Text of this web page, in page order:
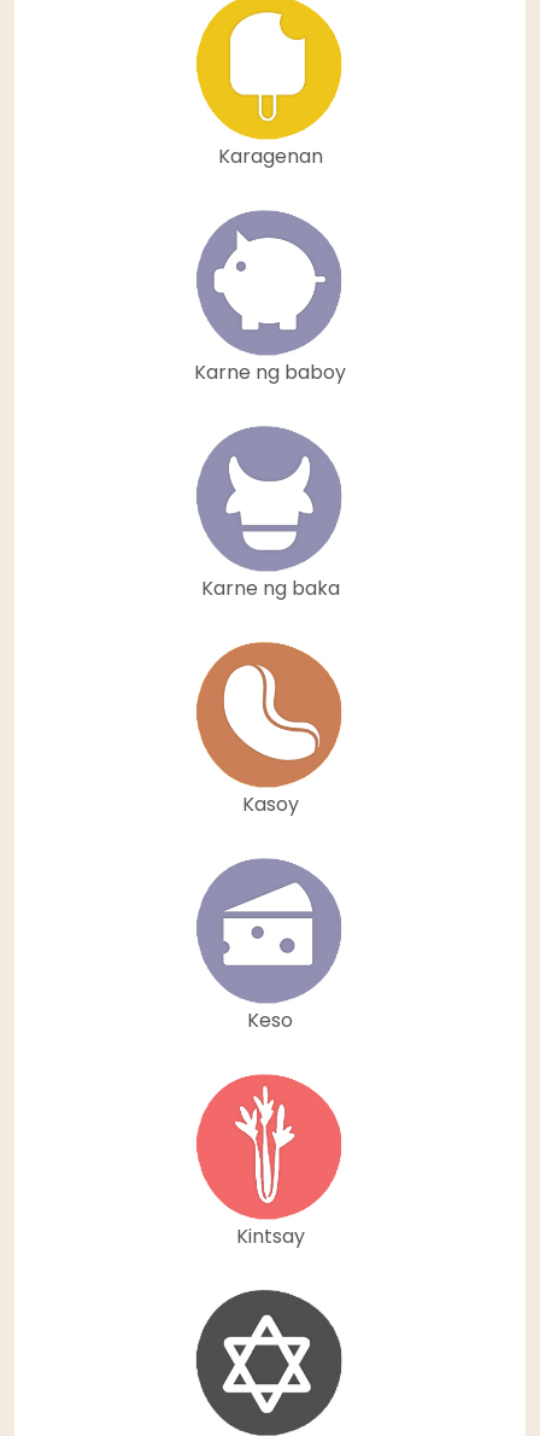
Karagenan
Karne ng baboy
Karne ng baka
Kasoy
Keso
Kintsay